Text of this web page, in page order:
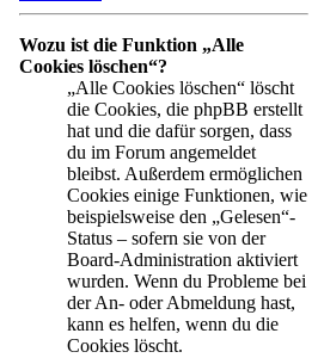
Wozu ist die Funktion „Alle
Cookies löschen“?
„Alle Cookies löschen“ löscht
die Cookies, die phpBB erstellt
hat und die dafür sorgen, dass
du im Forum angemeldet
bleibst. Außerdem ermöglichen
Cookies einige Funktionen, wie
beispielsweise den „Gelesen“-
Status – sofern sie von der
Board-Administration aktiviert
wurden. Wenn du Probleme bei
der An- oder Abmeldung hast,
kann es helfen, wenn du die
Cookies löscht.